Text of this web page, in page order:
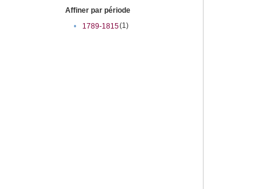
Affiner par période
•
1789-1815(1)